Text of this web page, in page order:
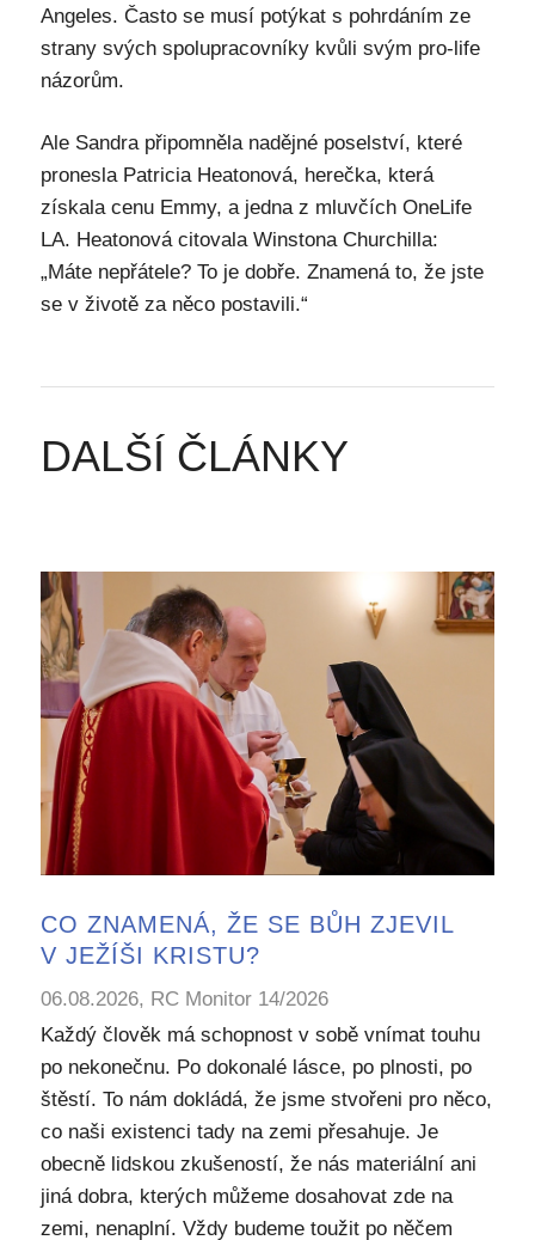
Angeles. Často se musí potýkat s pohrdáním ze
strany svých spolupracovníky kvůli svým pro-life
názorům.
Ale Sandra připomněla nadějné poselství, které
pronesla Patricia Heatonová, herečka, která
získala cenu Emmy, a jedna z mluvčích OneLife
LA. Heatonová citovala Winstona Churchilla:
„Máte nepřátele? To je dobře. Znamená to, že jste
se v životě za něco postavili.“
DALŠÍ ČLÁNKY
CO ZNAMENÁ, ŽE SE BŮH ZJEVIL
V JEŽÍŠI KRISTU?
06.08.2026, RC Monitor 14/2026
Každý člověk má schopnost v sobě vnímat touhu
po nekonečnu. Po dokonalé lásce, po plnosti, po
štěstí. To nám dokládá, že jsme stvořeni pro něco,
co naši existenci tady na zemi přesahuje. Je
obecně lidskou zkušeností, že nás materiální ani
jiná dobra, kterých můžeme dosahovat zde na
zemi, nenaplní. Vždy budeme toužit po něčem